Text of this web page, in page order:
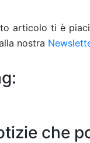
articolo ti è
nostra
che